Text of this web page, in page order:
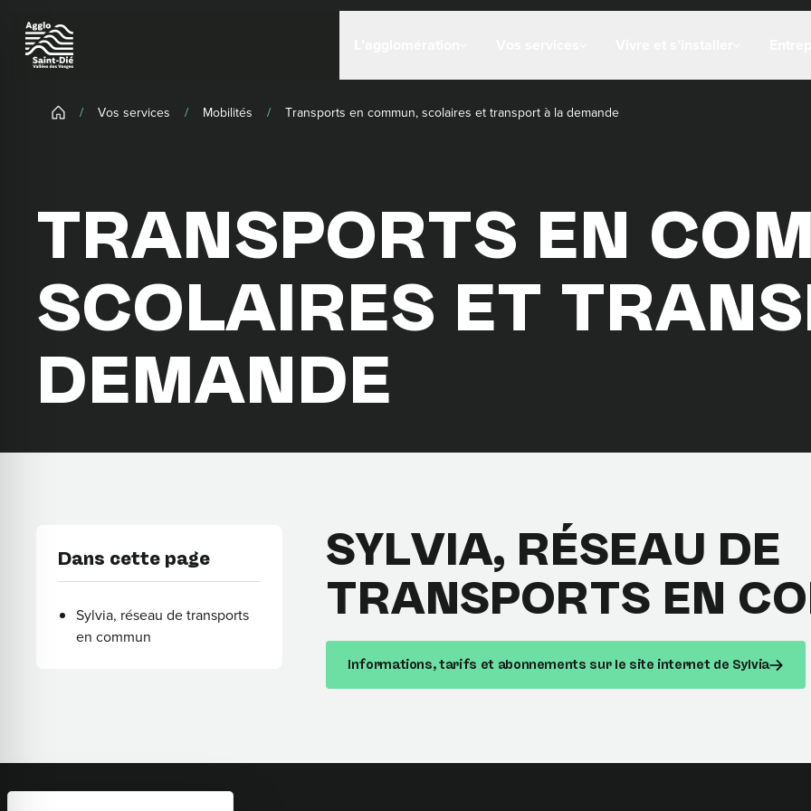
/ Vos services / Mobilités / Transports en commun, scolaires et transport à la demande
TRANSPORTS EN
SCOLAIRES ET
DEMANDE
Dans cette page
Sylvia, réseau de transports
en commun
SYLVIA, RÉSEAU DE
TRANSPORTS EN
Informations, tarifs et abonnements sur le site internet de Sylvia